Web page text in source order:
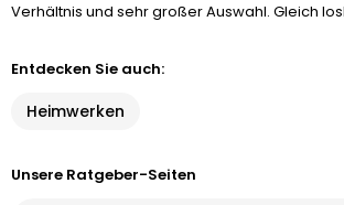
Verhältnis und sehr großer Auswahl. Gleich
Entdecken Sie auch:
Heimwerken
Unsere Ratgeber-Seiten